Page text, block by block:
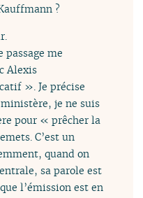
?
me
Alexis
». Je précise
je ne suis
pour « prêcher la
C’est un
quand on
sa parole est
l’émission est en